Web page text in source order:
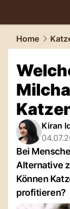
tiere.
Home
Kiran
Bei
Alternative
Können
profitieren?